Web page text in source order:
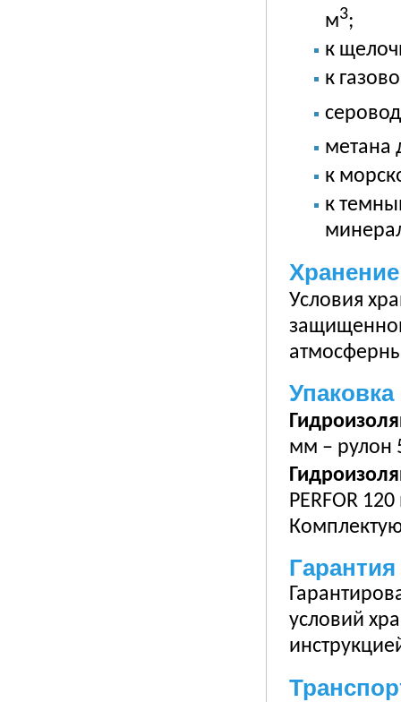
м3;
к
к
метана
к
к
Хранение
Условия
Упаковка
мм – рулон
PERFOR
условий